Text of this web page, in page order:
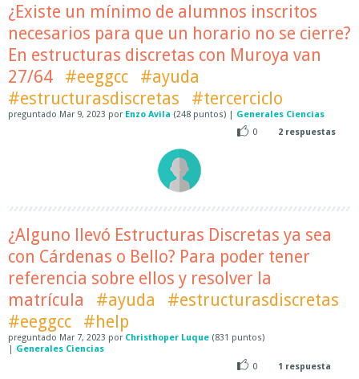
¿Existe un mínimo de alumnos inscritos
necesarios para que un horario no se cierre?
En estructuras discretas con Muroya van
27/64
#eeggcc
#ayuda
#estructurasdiscretas
#tercerciclo
preguntado Mar 9, 2023 por Enzo Avila (248 puntos) | Generales Ciencias
0
2 respuestas
¿Alguno llevó Estructuras Discretas ya sea
con Cárdenas o Bello? Para poder tener
referencia sobre ellos y resolver la
matrícula
#ayuda
#estructurasdiscretas
#eeggcc
#help
preguntado Mar 7, 2023 por Christhoper Luque (831 puntos)
| Generales Ciencias
0
1 respuesta